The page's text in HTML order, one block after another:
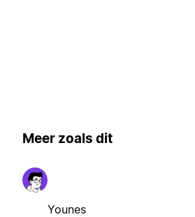
Meer zoals dit
Younes